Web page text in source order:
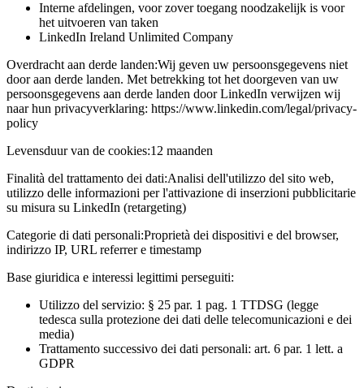
Interne afdelingen, voor zover toegang noodzakelijk is voor
het uitvoeren van taken
LinkedIn Ireland Unlimited Company
Overdracht aan derde landen:Wij geven uw persoonsgegevens niet
door aan derde landen. Met betrekking tot het doorgeven van uw
persoonsgegevens aan derde landen door LinkedIn verwijzen wij
naar hun privacyverklaring: https://www.linkedin.com/legal/privacy-
policy
Levensduur van de cookies:12 maanden
Finalità del trattamento dei dati:Analisi dell'utilizzo del sito web,
utilizzo delle informazioni per l'attivazione di inserzioni pubblicitarie
su misura su LinkedIn (retargeting)
Categorie di dati personali:Proprietà dei dispositivi e del browser,
indirizzo IP, URL referrer e timestamp
Base giuridica e interessi legittimi perseguiti:
Utilizzo del servizio: § 25 par. 1 pag. 1 TTDSG (legge
tedesca sulla protezione dei dati delle telecomunicazioni e dei
media)
Trattamento successivo dei dati personali: art. 6 par. 1 lett. a
GDPR